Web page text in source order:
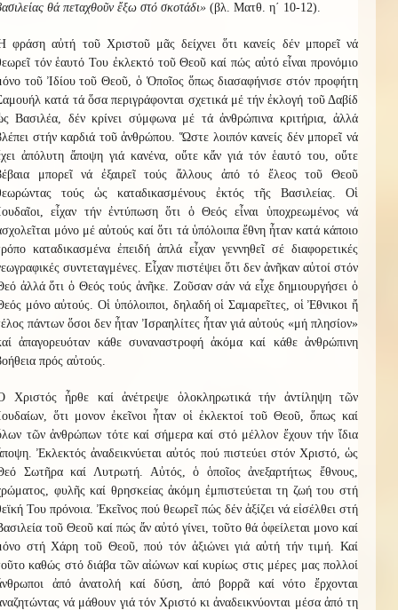
θά πεταχθοῦν ἔξω στό σκοτάδι» (βλ. Ματθ. η΄ 10-12).
φράση αὐτή τοῦ Χριστοῦ μᾶς δείχνει ὅτι κανείς δέν μπορεῖ νά
τόν ἑαυτό Του ἐκλεκτό τοῦ Θεοῦ καί πώς αὐτό εἶναι προνόμιο
τοῦ Ἰδίου τοῦ Θεοῦ, ὁ Ὁποῖος ὅπως διασαφήνισε στόν προφήτη
κατά τά ὅσα περιγράφονται σχετικά μέ τήν ἐκλογή τοῦ Δαβίδ
Βασιλέα, δέν κρίνει σύμφωνα μέ τά ἀνθρώπινα κριτήρια, ἀλλά
στήν καρδιά τοῦ ἀνθρώπου. Ὥστε λοιπόν κανείς δέν μπορεῖ νά
ἀπόλυτη ἄποψη γιά κανένα, οὔτε κἄν γιά τόν ἑαυτό του, οὔτε
μπορεῖ νά ἐξαιρεῖ τούς ἄλλους ἀπό τό ἔλεος τοῦ Θεοῦ
τούς ὡς καταδικασμένους ἐκτός τῆς Βασιλείας. Οἱ
εἶχαν τήν ἐντύπωση ὅτι ὁ Θεός εἶναι ὑποχρεωμένος νά
μόνο μέ αὐτούς καί ὅτι τά ὑπόλοιπα ἔθνη ἦταν κατά κάποιο
καταδικασμένα ἐπειδή ἁπλά εἶχαν γεννηθεῖ σέ διαφορετικές
συντεταγμένες. Εἶχαν πιστέψει ὅτι δεν ἀνῆκαν αὐτοί στόν
ἀλλά ὅτι ὁ Θεός τούς ἀνῆκε. Ζοῦσαν σάν νά εἶχε δημιουργήσει ὁ
μόνο αὐτούς. Οἱ ὑπόλοιποι, δηλαδή οἱ Σαμαρεῖτες, οἱ Ἐθνικοι ἤ
πάντων ὅσοι δεν ἦταν Ἰσραηλίτες ἦταν γιά αὐτούς «μή πλησίον»
ἀπαγορευόταν κάθε συναναστροφή ἀκόμα καί κάθε ἀνθρώπινη
πρός αὐτούς.
Χριστός ἦρθε καί ἀνέτρεψε ὁλοκληρωτικά τήν ἀντίληψη τῶν
ὅτι μονον ἐκεῖνοι ἦταν οἱ ἐκλεκτοί τοῦ Θεοῦ, ὅπως καί
τῶν ἀνθρώπων τότε καί σήμερα καί στό μέλλον ἔχουν τήν ἴδια
Ἐκλεκτός ἀναδεικνύεται αὐτός πού πιστεύει στόν Χριστό, ὡς
Σωτῆρα καί Λυτρωτή. Αὐτός, ὁ ὁποῖος ἀνεξαρτήτως ἔθνους,
φυλῆς καί θρησκείας ἀκόμη ἐμπιστεύεται τη ζωή του στή
Του πρόνοια. Ἐκεῖνος πού θεωρεῖ πώς δέν ἀξίζει νά εἰσέλθει στή
τοῦ Θεοῦ καί πώς ἄν αὐτό γίνει, τοῦτο θά ὀφείλεται μονο καί
στή Χάρη τοῦ Θεοῦ, πού τόν ἀξιώνει γιά αὐτή τήν τιμή. Καί
καθώς στό διάβα τῶν αἰώνων καί κυρίως στις μέρες μας πολλοί
ἀπό ἀνατολή καί δύση, ἀπό βορρᾶ καί νότο ἔρχονται
νά μάθουν γιά τόν Χριστό κι ἀναδεικνύονται μέσα ἀπό τη